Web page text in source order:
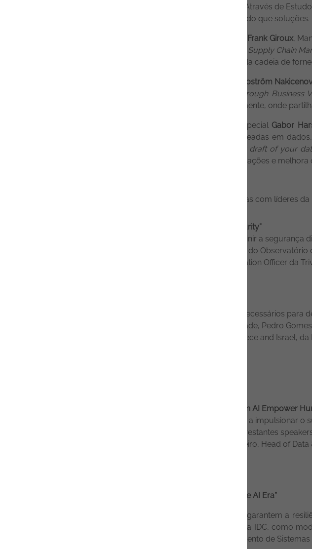
processos de negócio e com foco no longo prazo. Através de
abordagem cuidadosa, pode criar mais problemas do que soluções.
Frank Giroux,
“Beyond the hype: Realizing LLMs potential at Bayer Supply Chain
de linguagem (LLMs) estão a transformar a gestão da cadeia de
Mina Boström
“From Raw Aviation Data, through Business
rastreamento de voos mais reconhecidas mundialmente, onde
Uma nova adição ao programa é o convidado especial Gabor
impulsionar a inovação através de estratégias baseadas em
“Skip the first draft of your
exemplos práticos de como a Ericsson otimiza operações e
Prepare-se para discussões profundas e estratégicas com líderes
Protecting the digital frontier with AI and cybersecurity”
Nesta sessão, exploraremos como a IA está a redefinir a
, com a participação do João Annes, Membro do
de Dados do Banco CTT, Luís Ferreira, Chief Information Officer da
A importância da acessibilidade da IA e os passos necessários
center of Artificial Intelligence & Analytics da Fidelidade, Pedro
Technical Specialist Manager Spain, Portugal, Greece and Israel,
"From Data to Intelligence: How Data Quality and Gen AI Empower
Como a qualidade de dados e a IA generativa estão a impulsionar o
e os restantes
Industry Principal Banking, da Celonis e Marco Pinheiro, Head of Data
“Future-Proofing Your Business Transformation in the AI Era”
vão ser abordar estratégias que garantem a
Head of South Europe Sales & Country Manager da IDC, como
Portugal, Filipa Lima, Diretora-Adjunta do Departamento de